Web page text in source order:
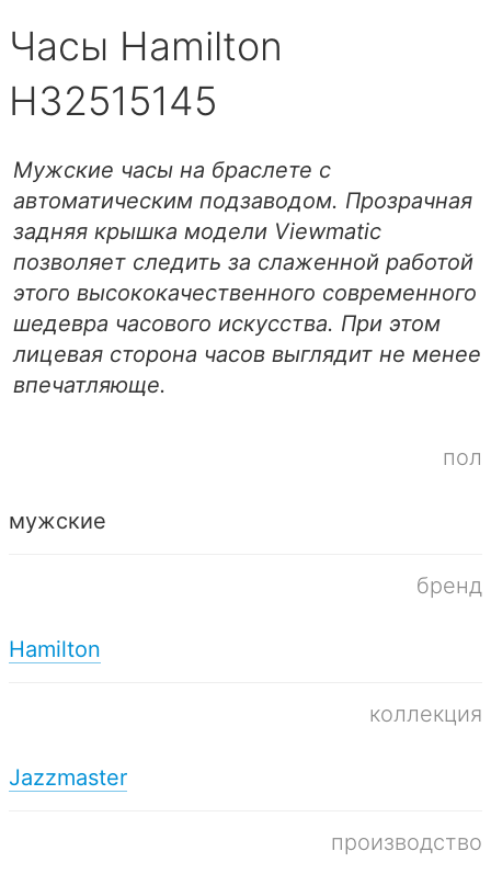
Часы Hamilton
H32515145
Мужские часы на браслете с
автоматическим подзаводом. Прозрачная
задняя крышка модели Viewmatic
позволяет следить за слаженной работой
этого высококачественного современного
шедевра часового искусства. При этом
лицевая сторона часов выглядит не менее
впечатляюще.
пол
мужские
бренд
Hamilton
коллекция
Jazzmaster
производство